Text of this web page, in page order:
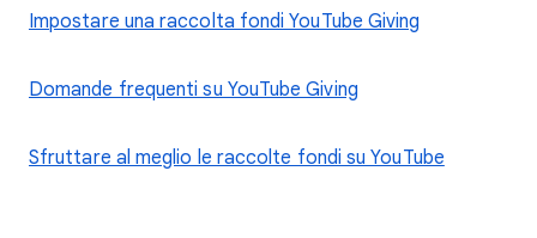
Impostare una raccolta fondi YouTube Giving
Domande frequenti su YouTube Giving
Sfruttare al meglio le raccolte fondi su YouTube